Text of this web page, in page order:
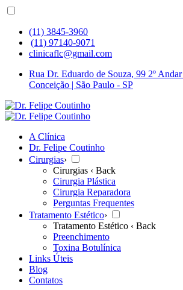
(11) 3845-3960
(11) 97140-9071
clinicaflc@gmail.com
Rua Dr. Eduardo de Souza, 99 2º
Conceição | São Paulo - SP
A Clínica
Dr. Felipe Coutinho
Cirurgias›
Cirurgias ‹ Back
Cirurgia Plástica
Cirurgia Reparadora
Perguntas Frequentes
Tratamento Estético›
Tratamento Estético ‹ Back
Preenchimento
Toxina Botulínica
Links Úteis
Blog
Contatos